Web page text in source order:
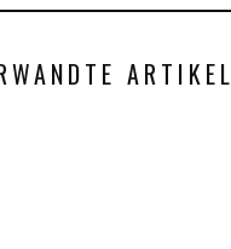
ARTIKEL